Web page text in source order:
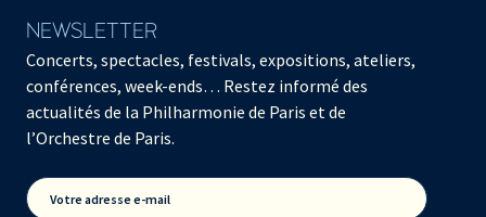
NEWSLETTER
Concerts, spectacles, festivals, expositions, ateliers,
conférences, week-ends… Restez informé des
actualités de la Philharmonie de Paris et de
l’Orchestre de Paris.
Votre adresse e-mail